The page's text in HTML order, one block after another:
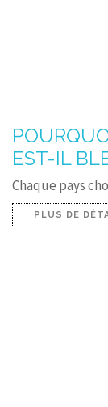
EST-IL
Chaque pays
PLUS DE